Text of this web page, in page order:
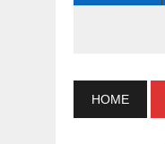
HOME